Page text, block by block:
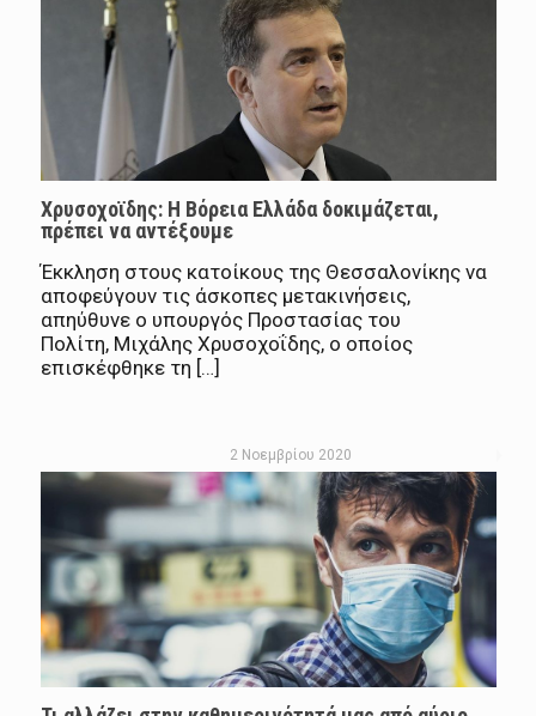
Χρυσοχοϊδης: Η Βόρεια Ελλάδα δοκιμάζεται,
πρέπει να αντέξουμε
Έκκληση στους κατοίκους της Θεσσαλονίκης να
αποφεύγουν τις άσκοπες μετακινήσεις,
απηύθυνε ο υπουργός Προστασίας του
Πολίτη, Μιχάλης Χρυσοχοΐδης, ο οποίος
επισκέφθηκε τη […]
2 Νοεμβρίου 2020